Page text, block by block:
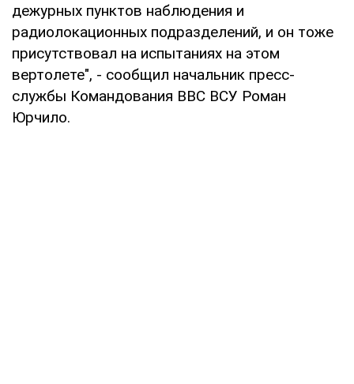
дежурных пунктов наблюдения и
радиолокационных подразделений, и он тоже
присутствовал на испытаниях на этом
вертолете", - сообщил начальник пресс-
службы Командования ВВС ВСУ Роман
Юрчило.